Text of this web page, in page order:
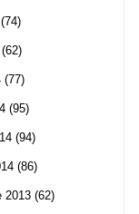
(74)
(62)
(77)
(95)
(94)
(86)
2013 (62)